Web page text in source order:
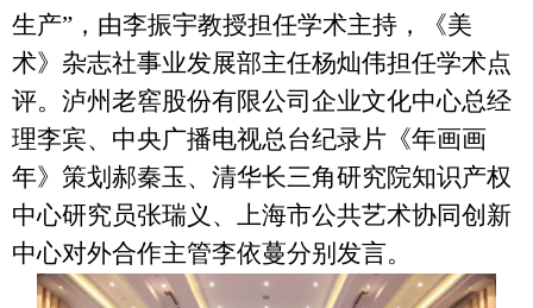
生产”，由李振宇教授担任学术主持，《美
术》杂志社事业发展部主任杨灿伟担任学术点
评。泸州老窖股份有限公司企业文化中心总经
理李宾、中央广播电视总台纪录片《年画画
年》策划郝秦玉、清华长三角研究院知识产权
中心研究员张瑞义、上海市公共艺术协同创新
中心对外合作主管李依蔓分别发言。